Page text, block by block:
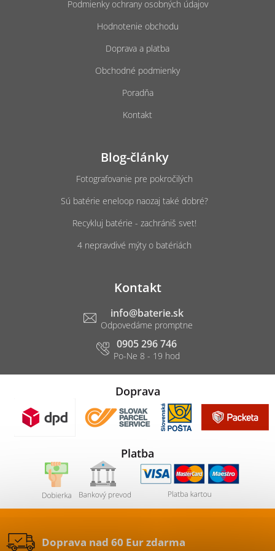
u
Podmienky ochrany osobných údajov
Hodnotenie obchodu
Doprava a platba
Obchodné podmienky
Poradňa
Kontakt
Blog-články
Fotografovanie pre pokročilých
Sú batérie eneloop naozaj také dobré?
Recykluj batérie - zachrániš svet!
4 nepravdivé mýty o batériách
Kontakt
info@baterie.sk
0905 296 746
Doprava
Platba
Doprava nad 60 Eur zdarma